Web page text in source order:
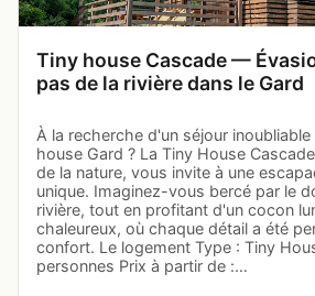
Tiny house Cascade —
pas de la rivière dans le Gard
À la recherche d'un séjour
house Gard ? La Tiny House
de la nature, vous invite à une
unique. Imaginez-vous bercé par le
rivière, tout en profitant d'un cocon
chaleureux, où chaque détail a été
confort. Le logement Type : Tiny
personnes Prix à partir de :…